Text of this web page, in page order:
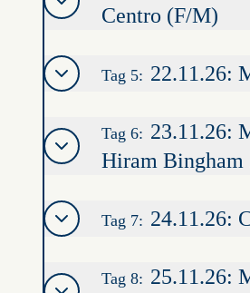
Centro (F/M)
Tag 5: 22.11.26:
Tag 6: 23.11.26:
Hiram
Tag 7: 24.11.26:
Tag 8: 25.11.26: